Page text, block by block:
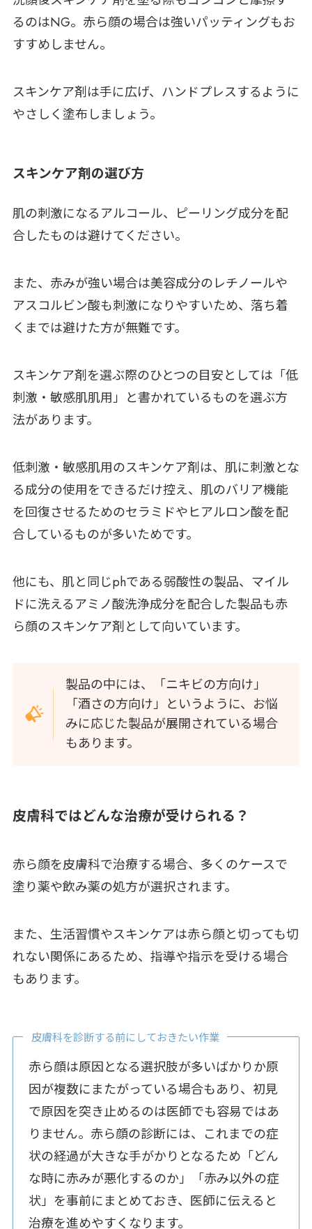
るのはNG。赤ら顔の場合は強いパッティングもお
すすめしません。
スキンケア剤は手に広げ、ハンドプレスするように
やさしく塗布しましょう。
スキンケア剤の選び方
肌の刺激になるアルコール、ピーリング成分を配
合したものは避けてください。
また、赤みが強い場合は美容成分のレチノールや
アスコルビン酸も刺激になりやすいため、落ち着
くまでは避けた方が無難です。
スキンケア剤を選ぶ際のひとつの目安としては「低
刺激・敏感肌肌用」と書かれているものを選ぶ方
法があります。
低刺激・敏感肌用のスキンケア剤は、肌に刺激とな
る成分の使用をできるだけ控え、肌のバリア機能
を回復させるためのセラミドやヒアルロン酸を配
合しているものが多いためです。
他にも、肌と同じphである弱酸性の製品、マイル
ドに洗えるアミノ酸洗浄成分を配合した製品も赤
ら顔のスキンケア剤として向いています。
製品の中には、「ニキビの方向け」
「酒さの方向け」というように、お悩
みに応じた製品が展開されている場合
もあります。
皮膚科ではどんな治療が受けられる？
赤ら顔を皮膚科で治療する場合、多くのケースで
塗り薬や飲み薬の処方が選択されます。
また、生活習慣やスキンケアは赤ら顔と切っても切
れない関係にあるため、指導や指示を受ける場合
もあります。
皮膚科を診断する前にしておきたい作業
赤ら顔は原因となる選択肢が多いばかりか原
因が複数にまたがっている場合もあり、初見
で原因を突き止めるのは医師でも容易ではあ
りません。赤ら顔の診断には、これまでの症
状の経過が大きな手がかりとなるため「どん
な時に赤みが悪化するのか」「赤み以外の症
状」を事前にまとめておき、医師に伝えると
治療を進めやすくなります。